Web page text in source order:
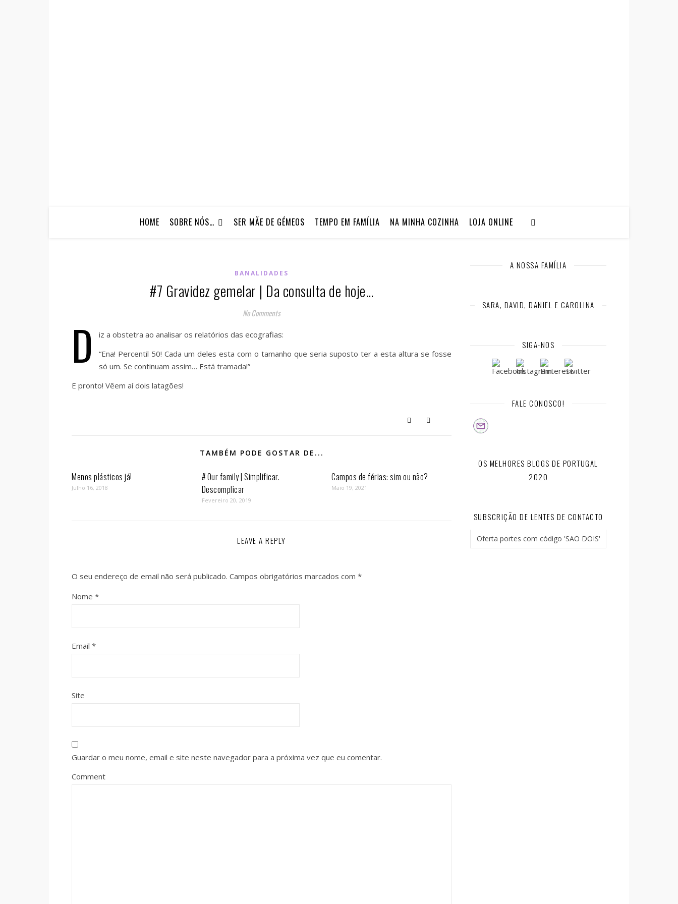
HOME SOBRE NÓS… SER MÃE DE GÉMEOS TEMPO EM FAMÍLIA NA MINHA COZINHA LOJA ONLINE
BANALIDADES
#7 Gravidez gemelar | Da consulta de hoje…
No Comments
D
iz a obstetra ao analisar os relatórios das ecografias:
“Ena! Percentil 50! Cada um deles esta com o tamanho que seria suposto ter a esta altura se fosse
só um. Se continuam assim… Está tramada!”
E pronto! Vêem aí dois latagões!
TAMBÉM PODE GOSTAR DE...
Menos plásticos já!
Julho 16, 2018
# Our family | Simplificar.
Descomplicar
Fevereiro 20, 2019
Campos de férias: sim ou não?
Maio 19, 2021
LEAVE A REPLY
O seu endereço de email não será publicado. Campos obrigatórios marcados com *
Nome *
Email *
Site
Guardar o meu nome, email e site neste navegador para a próxima vez que eu comentar.
Comment
A NOSSA FAMÍLIA
SARA, DAVID, DANIEL E CAROLINA
SIGA-NOS
FALE CONOSCO!
OS MELHORES BLOGS DE PORTUGAL
2020
SUBSCRIÇÃO DE LENTES DE CONTACTO
Oferta portes com código 'SAO DOIS'